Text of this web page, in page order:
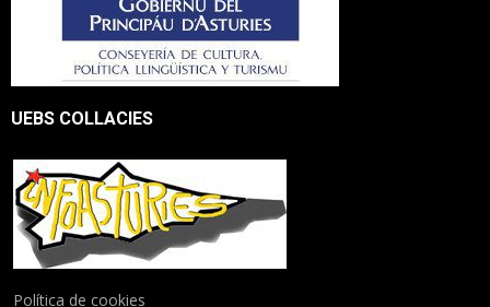
UEBS COLLACIES
Política de cookies